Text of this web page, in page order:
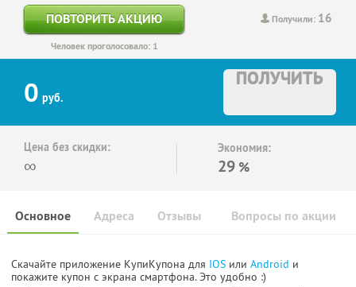
Получили: 16
ПОВТОРИТЬ АКЦИЮ
Человек проголосовало: 1
0 руб.
ПОЛУЧИТЬ
Цена без скидки:
∞
Экономия:
29 %
Основное Отзывы Вопросы по акции
Адреса
Скачайте приложение КупиКупона для IOS или Android и
покажите купон с экрана смартфона. Это удобно :)